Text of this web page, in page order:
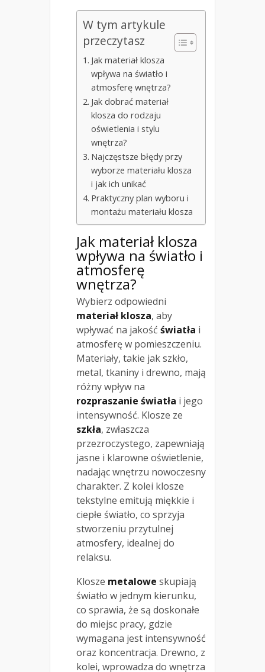
W tym artykule
przeczytasz
Jak materiał klosza
wpływa na światło i
atmosferę wnętrza?
Jak dobrać materiał
klosza do rodzaju
oświetlenia i stylu
wnętrza?
Najczęstsze błędy przy
wyborze materiału klosza
i jak ich unikać
Praktyczny plan wyboru i
montażu materiału klosza
Jak materiał klosza
wpływa na światło i
atmosferę
wnętrza?
Wybierz odpowiedni
materiał klosza, aby
wpływać na jakość światła i
atmosferę w pomieszczeniu.
Materiały, takie jak szkło,
metal, tkaniny i drewno, mają
różny wpływ na
rozpraszanie światła i jego
intensywność. Klosze ze
szkła, zwłaszcza
przezroczystego, zapewniają
jasne i klarowne oświetlenie,
nadając wnętrzu nowoczesny
charakter. Z kolei klosze
tekstylne emitują miękkie i
ciepłe światło, co sprzyja
stworzeniu przytulnej
atmosfery, idealnej do
relaksu.
Klosze metalowe skupiają
światło w jednym kierunku,
co sprawia, że są doskonałe
do miejsc pracy, gdzie
wymagana jest intensywność
oraz koncentracja. Drewno, z
kolei, wprowadza do wnętrza